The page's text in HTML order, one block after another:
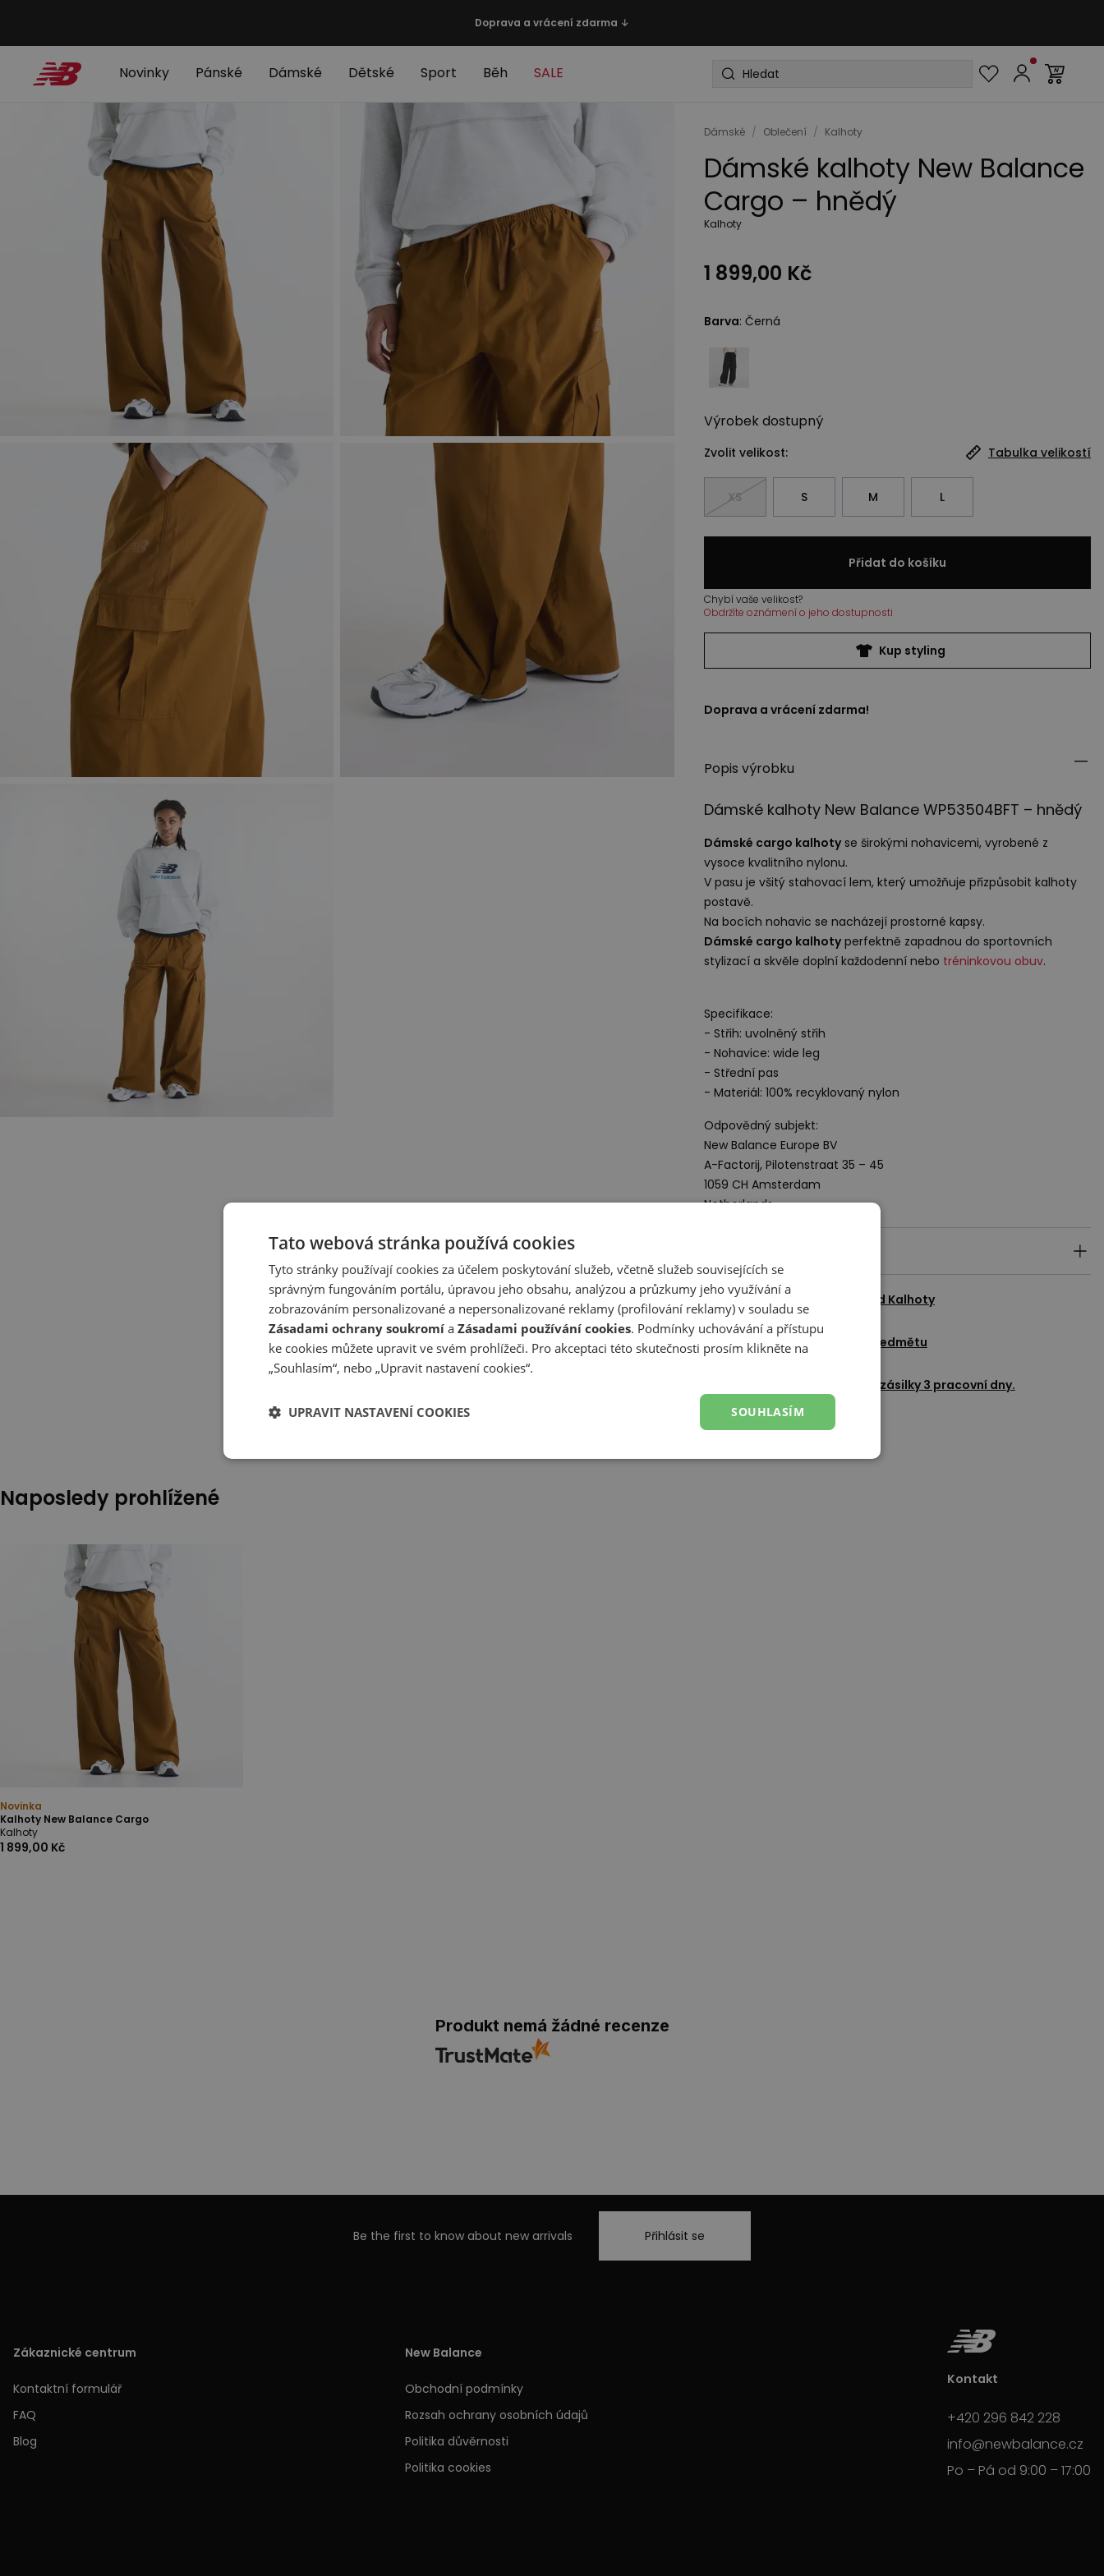
Doprava a vrácení zdarma ↓
Novinky Pánské Dámské Dětské Sport Běh SALE
Dámské / Oblečení / Kalhoty
Dámské kalhoty New Balance
Cargo – hnědý
Kalhoty
1 899,00 Kč
Barva: Černá
Výrobek dostupný
Zvolit velikost: Tabulka velikostí
XS S M L
Přidat do košíku
Chybí vaše velikost?
Obdržíte oznámení o jeho dostupnosti
Kup styling
Doprava a vrácení zdarma!
Popis výrobku
Dámské kalhoty New Balance WP53504BFT – hnědý
Dámské cargo kalhotyse širokými nohavicemi, vyrobené z
vysoce kvalitního nylonu.
V pasu je všitý stahovací lem, který umožňuje přizpůsobit kalhoty
postavě.
Na bocích nohavic se nacházejí prostorné kapsy.
Dámské cargo kalhotyperfektně zapadnou do sportovních
stylizací a skvěle doplní každodenní nebo tréninkovou obuv.
Specifikace:
- Střih: uvolněný střih
- Nohavice: wide leg
- Střední pas
- Materiál: 100% recyklovaný nylon
Odpovědný subjekt:
New Balance Europe BV
A-Factorij, Pilotenstraat 35 – 45
1059 CH Amsterdam
Netherlands
Zobrazit všechny produkty od Kalhoty
Zadat dotaz k tomuto předmětu
Předpokládaný čas doručení zásilky 3 pracovní dny.
Naposledy prohlížené
Novinka
Kalhoty New Balance Cargo
Kalhoty
1 899,00 Kč
Produkt nemá žádné recenze
Be the first to know about new arrivals Přihlásit se
Zákaznické centrum
Kontaktní formulář
FAQ
Blog
New Balance
Obchodní podmínky
Rozsah ochrany osobních údajů
Politika důvěrnosti
Politika cookies
Kontakt
+420 296 842 228
info@newbalance.cz
Po – Pá od 9:00 – 17:00
Tato webová stránka používá cookies
Tyto stránky používají cookies za účelem poskytování služeb, včetně služeb souvisejících se
správným fungováním portálu, úpravou jeho obsahu, analýzou a průzkumy jeho využívání a
zobrazováním personalizované a nepersonalizované reklamy (profilování reklamy) v souladu se
Zásadami ochrany soukromí a Zásadami používání cookies. Podmínky uchovávání a přístupu
ke cookies můžete upravit ve svém prohlížeči. Pro akceptaci této skutečnosti prosím klikněte na
„Souhlasím“, nebo „Upravit nastavení cookies“.
SOUHLASÍM
UPRAVIT NASTAVENÍ COOKIES